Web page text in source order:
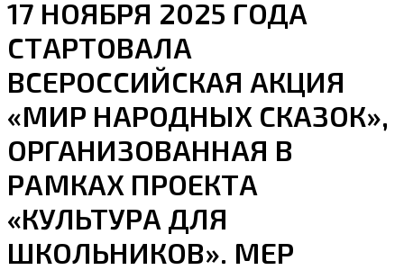
17 НОЯБРЯ 2025 ГОДА
СТАРТОВАЛА
ВСЕРОССИЙСКАЯ АКЦИЯ
«МИР НАРОДНЫХ СКАЗОК»,
ОРГАНИЗОВАННАЯ В
РАМКАХ ПРОЕКТА
«КУЛЬТУРА ДЛЯ
ШКОЛЬНИКОВ». МЕР